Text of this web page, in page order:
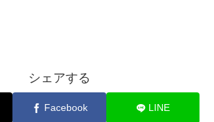
シェアする
Facebook LINE